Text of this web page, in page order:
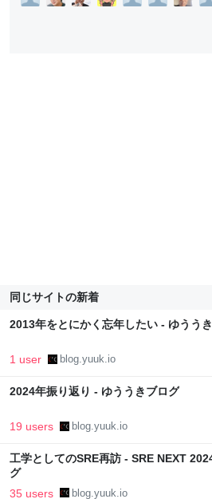
同じサイトの新着
2013年をとにかく忘年したい - ゆうう
1 user blog.yuuk.io
2024年振り返り - ゆううきブログ
19 users blog.yuuk.io
工学としてのSRE再訪 - SRE NEXT
グ
35 users blog.yuuk.io